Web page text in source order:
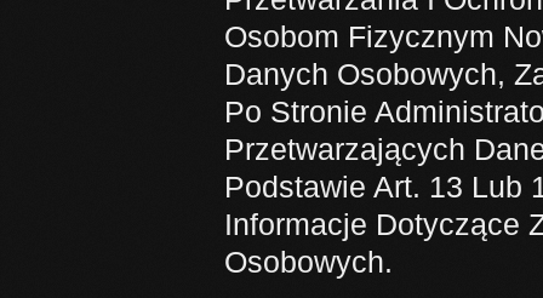
Osobom Fizycznym
Danych Osobowych,
Po Stronie
Przetwarzających
Podstawie Art. 13 Lub
Informacje Dotyczące
Osobowych.